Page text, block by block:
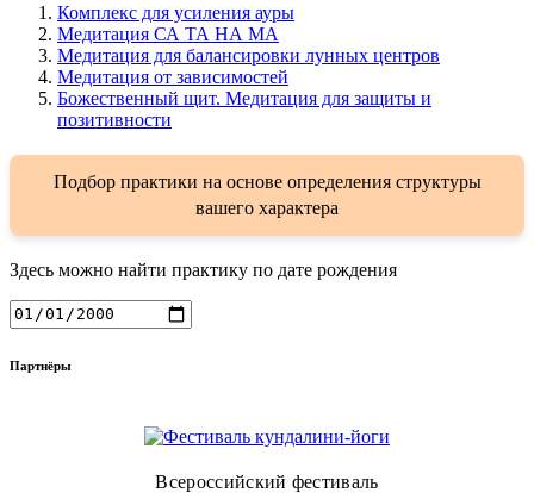
Комплекс для усиления ауры
Медитация СА ТА НА МА
Медитация для балансировки лунных центров
Медитация от зависимостей
Божественный щит. Медитация для защиты и
позитивности
Подбор практики на основе определения структуры
вашего характера
Здесь можно найти практику по дате рождения
Партнёры
Всероссийский фестиваль